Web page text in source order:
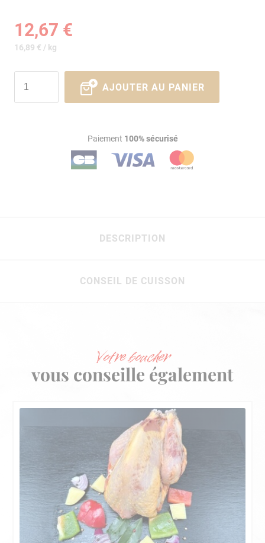
12,67 €
16,89 € / kg
AJOUTER AU PANIER
Paiement 100% sécurisé
DESCRIPTION
CONSEIL DE CUISSON
Votre boucher
vous conseille également